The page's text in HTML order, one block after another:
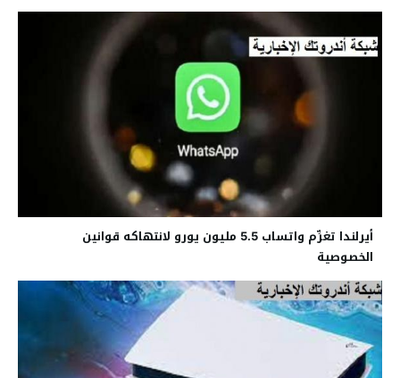
أيرلندا تغرِّم واتساب 5.5 مليون يورو لانتهاكه قوانين
الخصوصية